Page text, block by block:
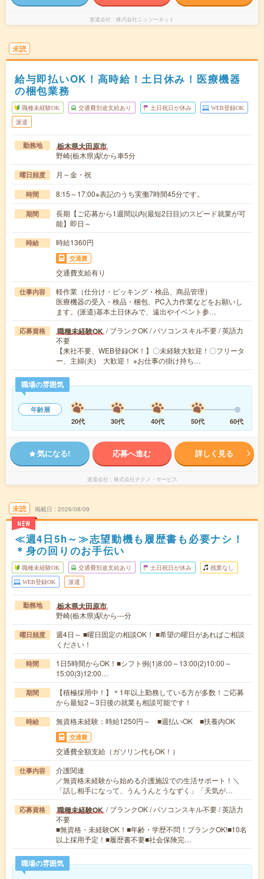
派遣会社 株式会社ニッソーネット
未読
給与即払いOK！高時給！土日休み！医療機器
の梱包業務
職種未経験OK 交通費別途支給あり 土日祝日が休み WEB登録OK
派遣
勤務地 栃木県大田原市
野崎(栃木県)駅から車5分
曜日頻度 月～金・祝
時間 8:15～17:00※表記のうち実働7時間45分です。
期間
長期【ご応募から1週間以内(最短2日目)のスピード就業が可
能】即日～
時給 時給1360円
交通費
交通費支給有り
仕事内容
軽作業（仕分け・ピッキング・検品、商品管理）
医療機器の受入・検品・梱包、PC入力作業などをお願いし
ます。(派遣)基本土日休みで、遠出やイベント参…
応募資格 職種未経験OK / ブランクOK / パソコンスキル不要 / 英語力
不要
【来社不要、WEB登録OK！】〇未経験大歓迎！〇フリータ
ー、主婦(夫) 大歓迎！ ※お仕事の掛け持ち…
職場の雰囲気
年齢層
20代
30代 40代 50代 60代
気になる! 応募へ進む 詳しく見る
派遣会社 株式会社テクノ・サービス
未読
NEW
掲載日 2026/08/09
≪週4日5h～≫志望動機も履歴書も必要ナシ！
＊身の回りのお手伝い
職種未経験OK 交通費別途支給あり 土日祝日が休み 残業なし
WEB登録OK 派遣
勤務地 栃木県大田原市
野崎(栃木県)駅から---分
曜日頻度
週4日～ ■曜日固定の相談OK！ ■希望の曜日があればご相談
ください！
時間
1日5時間からOK！■シフト例(1)8:00～13:00(2)10:00～
15:00(3)12:00…
期間
【積極採用中！】＊1年以上勤務している方が多数！ご応募
から最短2～3日後の就業も相談可能です！
時給 無資格未経験：時給1250円～ ■週払いOK ■扶養内OK
交通費
交通費全額支給（ガソリン代もOK！）
仕事内容
介護関連
／無資格未経験から始める介護施設での生活サポート！＼
「話し相手になって、うんうんとうなずく」「天気が…
応募資格 職種未経験OK / ブランクOK / パソコンスキル不要 / 英語力
不要
■無資格・未経験OK！■年齢・学歴不問！ブランクOK!■10名
以上採用予定！■履歴書不要■社会保険完…
職場の雰囲気